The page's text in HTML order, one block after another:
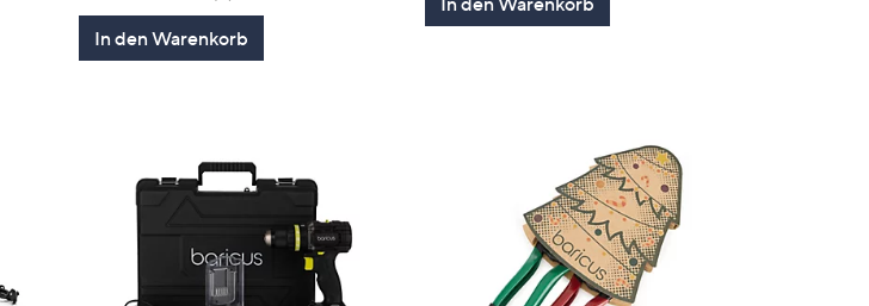
von
5
Bewertungen
In den Warenkorb
5